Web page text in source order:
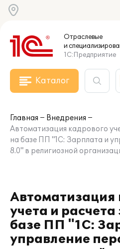
Отраслевые
и
1С:Предприятие
Каталог
Главная
Внедрения
Автоматизация кадрового
на базе ПП "1С: Зарплата и
8.0" в религиозной
Автоматизация
учета и
базе ПП "1С:
управление